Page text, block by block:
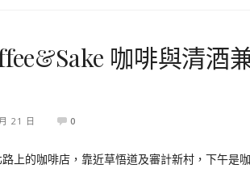
咖啡與清酒
21 日 0
上的咖啡店，靠近草悟道及審計新村，下午是